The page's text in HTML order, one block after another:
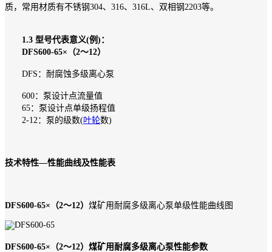
质，常用材质有不锈钢304、316、316L、双相钢2203等。
1.3 型号代表意义(例)：
DFS600-65×（2～12）
DFS：耐腐蚀多级离心泵
600：泵设计点流量值
65：泵设计点单级扬程值
2-12：泵的级数(叶轮数)
技术特性—性能曲线及性能表
DFS600-65×（2～12） 煤矿用耐腐多级离心泵单级性能曲线图
DFS600-65×（2～12）煤矿用耐腐多级离心泵性能参数